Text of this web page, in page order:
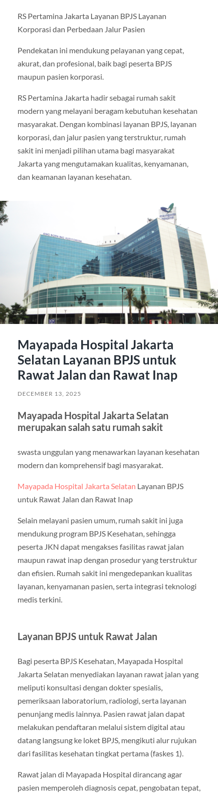
RS Pertamina Jakarta Layanan BPJS Layanan
Korporasi dan Perbedaan Jalur Pasien
Pendekatan ini mendukung pelayanan yang cepat,
akurat, dan profesional, baik bagi peserta BPJS
maupun pasien korporasi.
RS Pertamina Jakarta hadir sebagai rumah sakit
modern yang melayani beragam kebutuhan kesehatan
masyarakat. Dengan kombinasi layanan BPJS, layanan
korporasi, dan jalur pasien yang terstruktur, rumah
sakit ini menjadi pilihan utama bagi masyarakat
Jakarta yang mengutamakan kualitas, kenyamanan,
dan keamanan layanan kesehatan.
Mayapada Hospital Jakarta
Selatan Layanan BPJS untuk
Rawat Jalan dan Rawat Inap
DECEMBER 13, 2025
Mayapada Hospital Jakarta Selatan
merupakan salah satu rumah sakit
swasta unggulan yang menawarkan layanan kesehatan
modern dan komprehensif bagi masyarakat.
Mayapada Hospital Jakarta Selatan Layanan BPJS
untuk Rawat Jalan dan Rawat Inap
Selain melayani pasien umum, rumah sakit ini juga
mendukung program BPJS Kesehatan, sehingga
peserta JKN dapat mengakses fasilitas rawat jalan
maupun rawat inap dengan prosedur yang terstruktur
dan efisien. Rumah sakit ini mengedepankan kualitas
layanan, kenyamanan pasien, serta integrasi teknologi
medis terkini.
Layanan BPJS untuk Rawat Jalan
Bagi peserta BPJS Kesehatan, Mayapada Hospital
Jakarta Selatan menyediakan layanan rawat jalan yang
meliputi konsultasi dengan dokter spesialis,
pemeriksaan laboratorium, radiologi, serta layanan
penunjang medis lainnya. Pasien rawat jalan dapat
melakukan pendaftaran melalui sistem digital atau
datang langsung ke loket BPJS, mengikuti alur rujukan
dari fasilitas kesehatan tingkat pertama (faskes 1).
Rawat jalan di Mayapada Hospital dirancang agar
pasien memperoleh diagnosis cepat, pengobatan tepat,